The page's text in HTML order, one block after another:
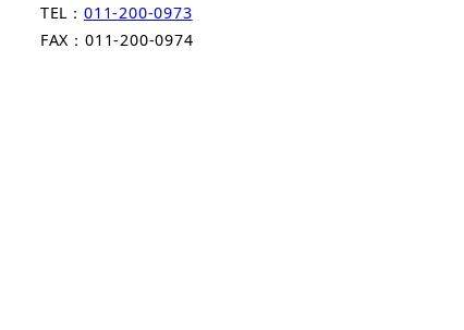
TEL： 011-200-0973
FAX：011-200-0974